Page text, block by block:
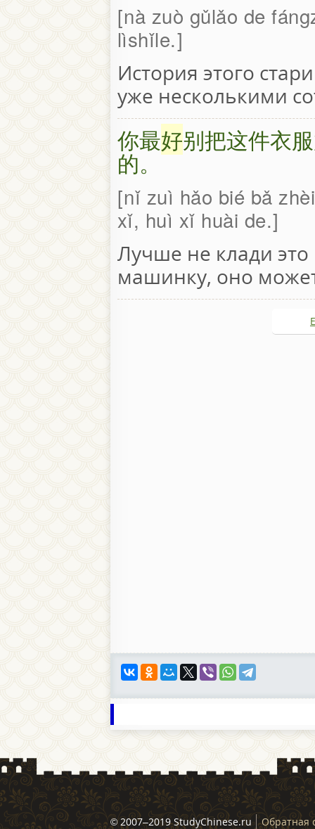
nà zuò gǔlǎo de
lìshǐle.
История этого
уже несколькими
你最好别把这件衣
的。
nǐ zuì hǎo bié bǎ
xǐ, huì xǐ huài de.
Лучше не клади
машинку, оно
© 2007–2019 StudyChinese.ru Обратная